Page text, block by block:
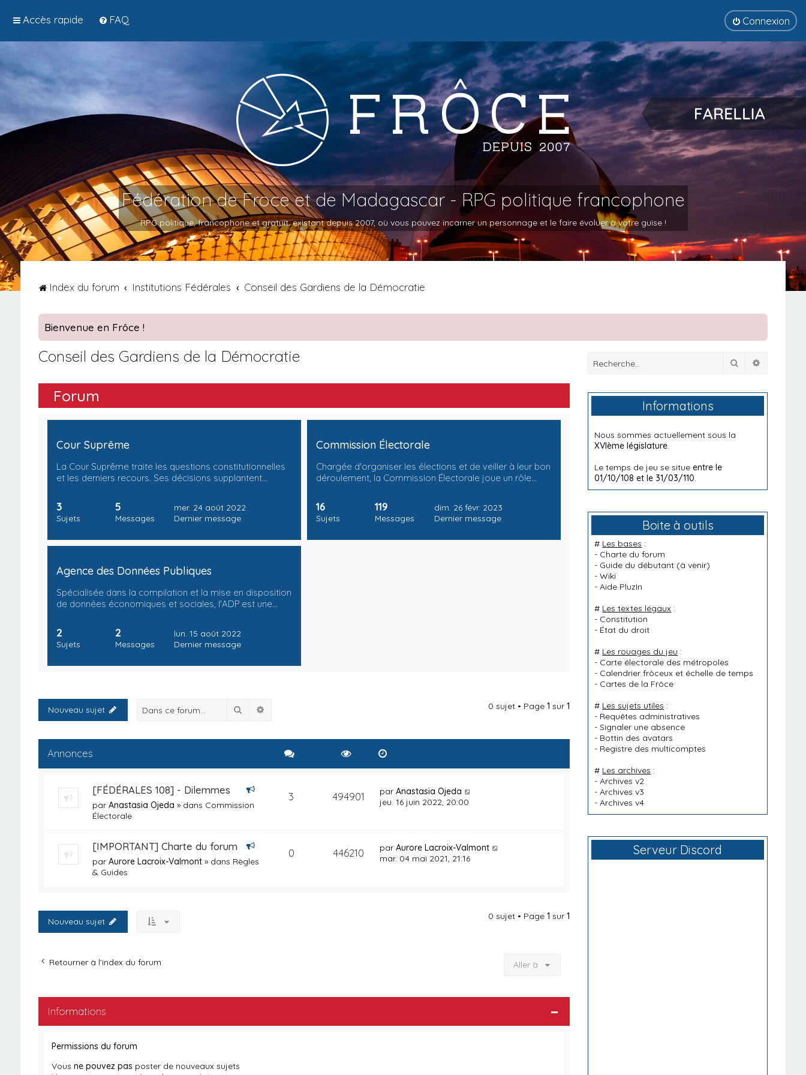
Accès rapide FAQ Connexion
Fédération de Froce et de Madagascar - RPG politique francophone
RPG politique, francophone et gratuit, existant depuis 2007, où vous pouvez incarner un personnage et le faire évoluer à votre guise !
Index du forum Institutions Fédérales Conseil des Gardiens de la Démocratie
Bienvenue en Frôce !
Conseil des Gardiens de la Démocratie
Forum
Cour Suprême
La Cour Suprême traite les questions constitutionnelles
et les derniers recours. Ses décisions supplantent…
3
Sujets
5
Messages
mer. 24 août 2022
Dernier message
Commission Électorale
Chargée d'organiser les élections et de veiller à leur bon
déroulement, la Commission Électorale joue un rôle…
16
Sujets
119
Messages
dim. 26 févr. 2023
Dernier message
Agence des Données Publiques
Spécialisée dans la compilation et la mise en disposition
de données économiques et sociales, l'ADP est une…
2
Sujets
2
Messages
lun. 15 août 2022
Dernier message
Nouveau sujet Rechercher 0 sujet • Page1 sur1
Annonces
[FÉDÉRALES 108] - Dilemmes
par Anastasia Ojeda » dans Commission
Électorale
3 494901 parAnastasia Ojeda
jeu. 16 juin 2022, 20:00
[IMPORTANT] Charte du forum
par Aurore Lacroix-Valmont » dans Règles
& Guides
0 446210 parAurore Lacroix-Valmont
mar. 04 mai 2021, 21:16
Nouveau sujet 0 sujet • Page1 sur1
Retourner à l’index du forum Aller à
Informations
Permissions du forum
Vous ne pouvez pas poster de nouveaux sujets
Rechercher
Informations
Nous sommes actuellement sous la
XVIème législature.
Le temps de jeu se situeentre le
01/10/108 et le 31/03/110.
Boite à outils
# Les bases :
- Charte du forum
- Guide du débutant (à venir)
-Wiki
-Aide PluzIn
# Les textes légaux :
- Constitution
- État du droit
# Les rouages du jeu :
- Carte électorale des métropoles
- Calendrier frôceux et échelle de temps
- Cartes de la Frôce
# Les sujets utiles :
- Requêtes administratives
-Signaler une absence
- Bottin des avatars
- Registre des multicomptes
# Les archives :
-Archives v2
-Archives v3
-Archives v4
Serveur Discord